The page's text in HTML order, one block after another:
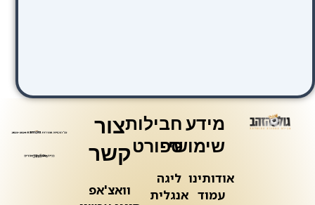
מידע
שימושי
אודותינו
עמוד
חבילות
ספורט
ליגה
אנגלית
צור
קשר
וואצ'אפ